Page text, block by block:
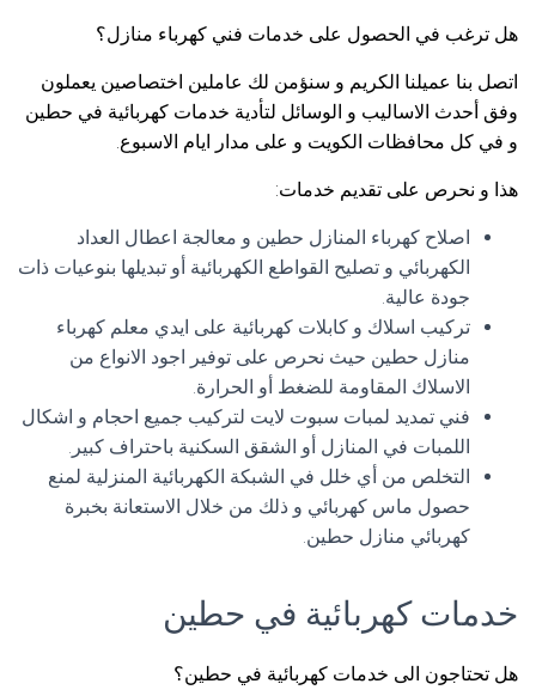
هل ترغب في الحصول على خدمات فني كهرباء منازل؟
اتصل بنا عميلنا الكريم و سنؤمن لك عاملين اختصاصين يعملون
وفق أحدث الاساليب و الوسائل لتأدية خدمات كهربائية في حطين
و في كل محافظات الكويت و على مدار ايام الاسبوع.
هذا و نحرص على تقديم خدمات:
اصلاح كهرباء المنازل حطين و معالجة اعطال العداد
الكهربائي و تصليح القواطع الكهربائية أو تبديلها بنوعيات ذات
جودة عالية.
تركيب اسلاك و كابلات كهربائية على ايدي معلم كهرباء
منازل حطين حيث نحرص على توفير اجود الانواع من
الاسلاك المقاومة للضغط أو الحرارة.
فني تمديد لمبات سبوت لايت لتركيب جميع احجام و اشكال
اللمبات في المنازل أو الشقق السكنية باحتراف كبير.
التخلص من أي خلل في الشبكة الكهربائية المنزلية لمنع
حصول ماس كهربائي و ذلك من خلال الاستعانة بخبرة
كهربائي منازل حطين.
خدمات كهربائية في حطين
هل تحتاجون الى خدمات كهربائية في حطين؟